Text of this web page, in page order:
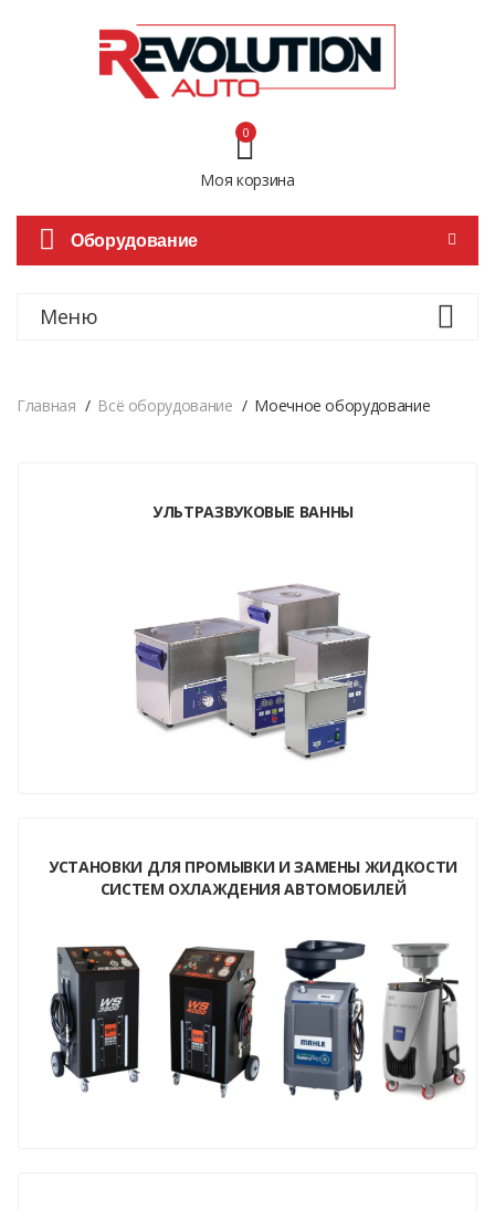
Моя корзина
0
Оборудование
Меню
Главная Всё оборудование Моечное оборудование
УЛЬТРАЗВУКОВЫЕ ВАННЫ
УСТАНОВКИ ДЛЯ ПРОМЫВКИ И ЗАМЕНЫ ЖИДКОСТИ
СИСТЕМ ОХЛАЖДЕНИЯ АВТОМОБИЛЕЙ